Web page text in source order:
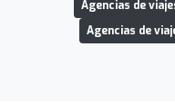
Agencias de
Agencias de